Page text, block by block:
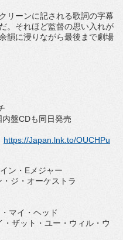
リーンに記される歌詞の字幕
。 それほど監督の思い入れが
韻に浸りながら最後まで劇場
盤CDも同日発売
https://Japan.lnk.to/OUCHPu
ン・Eメジャー
ジ・オーケストラ
マイ・ヘッド
ザット・ユー・ウィル・ウ